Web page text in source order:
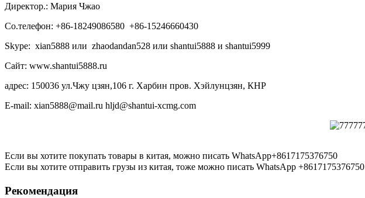
Директор.: Мария Чжао
Со.телефон: +86-18249086580 +86-15246660430
Skype: xian5888 или zhaodandan528 или shantui5888 и shantui5999
Сайт: www.shantui5888.ru
адрес: 150036 ул.Чжу цзян,106 г. Харбин пров. Хэйлунцзян, КНР
E-mail: xian5888@mail.ru hljd@shantui-xcmg.com
Если вы хотите покупать товары в китая, можно писать WhatsApp+8617175376750
Если вы хотите отправить грузы из китая, тоже можно писать WhatsApp +8617175376750
Рекомендация